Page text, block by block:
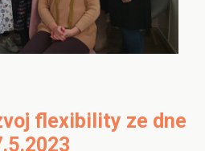
flexibility ze dne